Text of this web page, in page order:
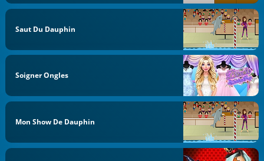
Saut Du Dauphin
Soigner Ongles
Mon Show De Dauphin